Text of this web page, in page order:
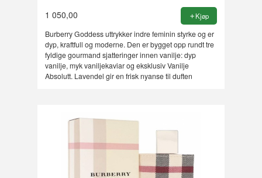
1 050,00 Kjøp
Burberry Goddess uttrykker indre feminin styrke og er
dyp, kraftfull og moderne. Den er bygget opp rundt tre
fyldige gourmand sjatteringer innen vanilje: dyp
vanilje, myk vaniljekaviar og eksklusiv Vanilje
Absolutt. Lavendel gir en frisk nyanse til duften